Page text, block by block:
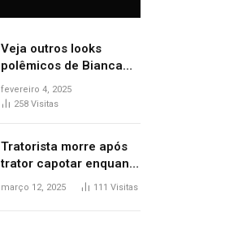
Veja outros looks
polêmicos de Bianca
Censori, esposa de
Kanye West que
fevereiro 4, 2025
258 Visitas
Tratorista morre após
trator capotar enquanto
removia vegetação em
março 12, 2025 111 Visitas